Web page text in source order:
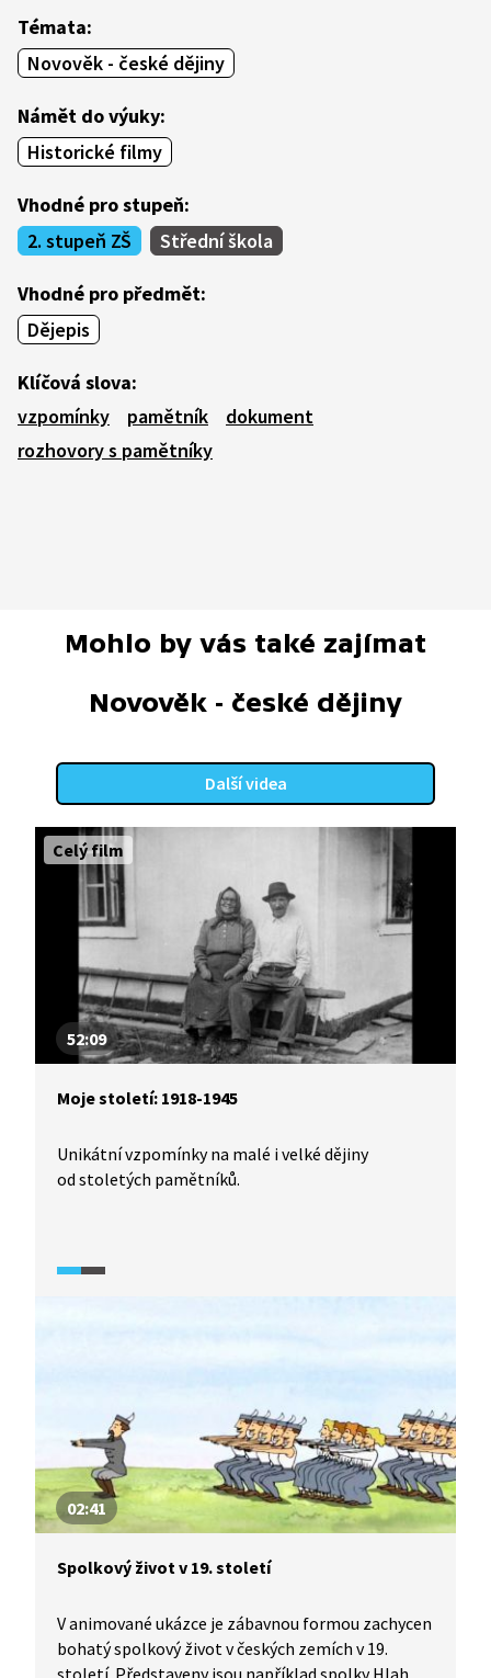
Témata:
Novověk - české dějiny
Námět do výuky:
Historické filmy
Vhodné pro stupeň:
2. stupeň ZŠ
Střední škola
Vhodné pro předmět:
Dějepis
Klíčová slova:
vzpomínky
pamětník
dokument
rozhovory s pamětníky
Mohlo by vás také zajímat
Novověk - české dějiny
Další videa
Celý film
52:09
Moje století: 1918-1945
Unikátní vzpomínky na malé i velké dějiny
od stoletých pamětníků.
02:41
Spolkový život v 19. století
V animované ukázce je zábavnou formou zachycen
bohatý spolkový život v českých zemích v 19.
století. Představeny jsou například spolky Hlahol